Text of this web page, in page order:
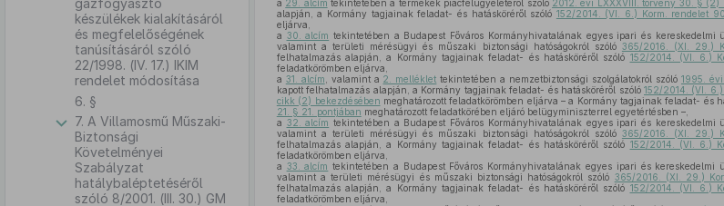
gázfogyasztó
készülékek kialakításáról
és megfelelőségének
tanúsításáról szóló
22/1998. (IV. 17.) IKIM
rendelet módosítása
6. §
7. A Villamosmű Műszaki-
Biztonsági
Követelményei
Szabályzat
hatálybaléptetéséről
szóló 8/2001. (III. 30.) GM
a 29. alcím tekintetében a termékek piacfelügyeletéről szóló 2012. évi LXXXVIII. törvény 30. § (2)
alapján, a Kormány tagjainak feladat- és hatásköréről szóló 152/2014. (VI. 6.) Korm. rendelet
eljárva,
a 30. alcím tekintetében a Budapest Főváros Kormányhivatalának egyes ipari és kereskedelmi
valamint a területi mérésügyi és műszaki biztonsági hatóságokról szóló 365/2016. (XI. 29.)
felhatalmazás alapján, a Kormány tagjainak feladat- és hatásköréről szóló 152/2014. (VI. 6.)
feladatkörömben eljárva,
a 31. alcím , valamint a 2. melléklet tekintetében a nemzetbiztonsági szolgálatokról szóló 1995.
kapott felhatalmazás alapján, a Kormány tagjainak feladat- és hatásköréről szóló 152/2014. (VI.
cikk (2) bekezdésében meghatározott feladatkörömben eljárva – a Kormány tagjainak feladat- és
21. § 21. pontjában meghatározott feladatkörében eljáró belügyminiszterrel egyetértésben –,
a 32. alcím tekintetében a Budapest Főváros Kormányhivatalának egyes ipari és kereskedelmi
valamint a területi mérésügyi és műszaki biztonsági hatóságokról szóló 365/2016. (XI. 29.)
felhatalmazás alapján, a Kormány tagjainak feladat- és hatásköréről szóló 152/2014. (VI. 6.)
feladatkörömben eljárva,
a 33. alcím tekintetében a Budapest Főváros Kormányhivatalának egyes ipari és kereskedelmi
valamint a területi mérésügyi és műszaki biztonsági hatóságokról szóló 365/2016. (XI. 29.)
felhatalmazás alapján, a Kormány tagjainak feladat- és hatásköréről szóló 152/2014. (VI. 6.)
feladatkörömben eljárva,